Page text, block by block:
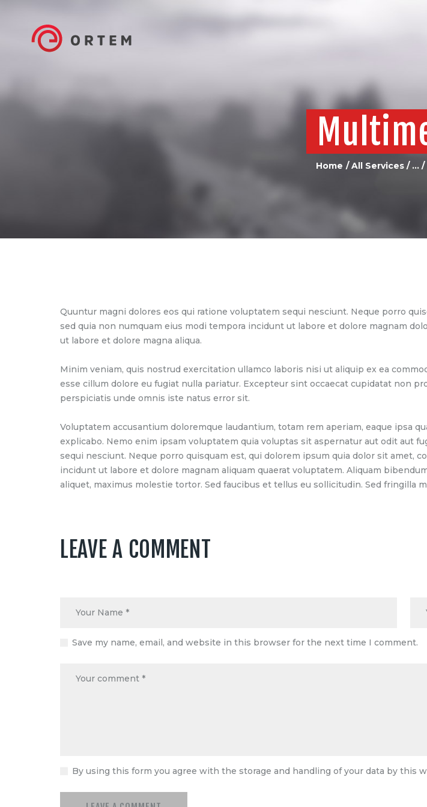
Home All Services ...
CONTACT US
Quuntur magni dolores eos qui ratione voluptatem sequi nesciunt. Neque porro
sed quia non numquam eius modi tempora incidunt ut labore et dolore magnam
ut labore et dolore magna aliqua.
Minim veniam, quis nostrud exercitation ullamco laboris nisi ut aliquip ex ea
esse cillum dolore eu fugiat nulla pariatur. Excepteur sint occaecat cupidatat non
perspiciatis unde omnis iste natus error sit.
Voluptatem accusantium doloremque laudantium, totam rem aperiam, eaque ipsa
explicabo. Nemo enim ipsam voluptatem quia voluptas sit aspernatur aut odit aut
sequi nesciunt. Neque porro quisquam est, qui dolorem ipsum quia dolor sit amet,
incidunt ut labore et dolore magnam aliquam quaerat voluptatem. Aliquam
aliquet, maximus molestie tortor. Sed faucibus et tellus eu sollicitudin. Sed fringilla
LEAVE A COMMENT
Save my name, email, and website in this browser for the next time I comment.
By using this form you agree with the storage and handling of your data by this